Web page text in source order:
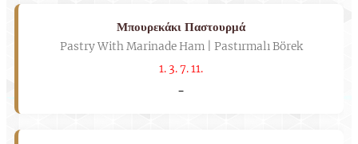
Μπουρεκάκι Παστουρμά
Pastry With Marinade Ham | Pastırmalı Börek
1. 3. 7. 11.
-